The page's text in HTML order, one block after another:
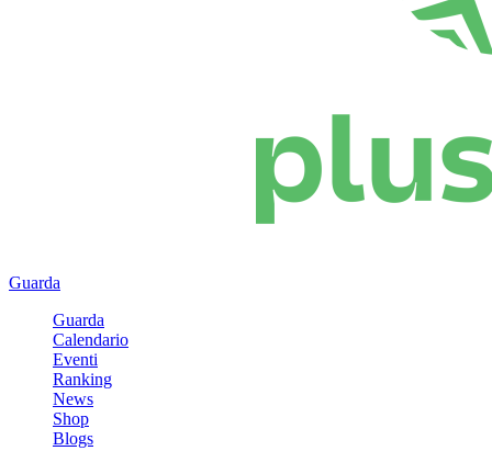
Guarda
Guarda
Calendario
Eventi
Ranking
News
Shop
Blogs